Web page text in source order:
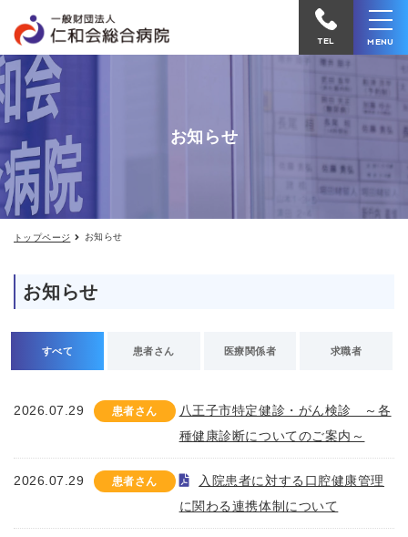
せ
病
院
電
TEL MENU
お知らせ
トップページ お知らせ
お知らせ
すべて 患者さん 医療関係者 求職者
2026.07.29 患者さん
八王子市特定健診・がん検診 ～各
種健康診断についてのご案内～
2026.07.29 患者さん
入院患者に対する口腔健康管理
に関わる連携体制について